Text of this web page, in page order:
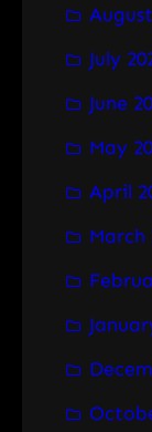
c
h
July
June
May
April
March